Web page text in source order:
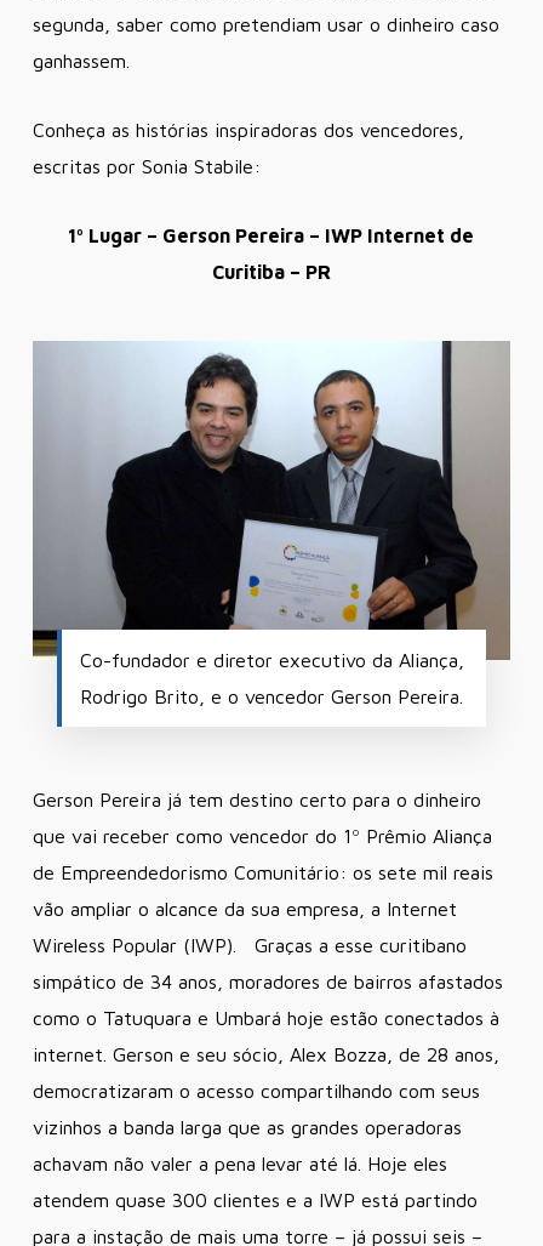
segunda, saber como pretendiam usar o dinheiro caso
ganhassem.
Conheça as histórias inspiradoras dos vencedores,
escritas por Sonia Stabile:
1º Lugar – Gerson Pereira – IWP Internet de
Curitiba – PR
Co-fundador e diretor executivo da Aliança,
Rodrigo Brito, e o vencedor Gerson Pereira.
Gerson Pereira já tem destino certo para o dinheiro
que vai receber como vencedor do 1º Prêmio Aliança
de Empreendedorismo Comunitário: os sete mil reais
vão ampliar o alcance da sua empresa, a Internet
Wireless Popular (IWP). Graças a esse curitibano
simpático de 34 anos, moradores de bairros afastados
como o Tatuquara e Umbará hoje estão conectados à
internet. Gerson e seu sócio, Alex Bozza, de 28 anos,
democratizaram o acesso compartilhando com seus
vizinhos a banda larga que as grandes operadoras
achavam não valer a pena levar até lá. Hoje eles
atendem quase 300 clientes e a IWP está partindo
para a instação de mais uma torre – já possui seis –